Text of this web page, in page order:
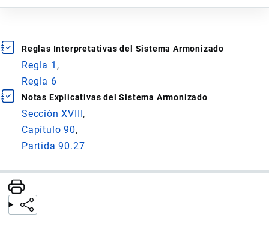
Reglas Interpretativas del Sistema Armonizado
Regla 1
Regla 6
Notas Explicativas del Sistema Armonizado
Sección XVIII
Capítulo 90
Partida 90.27